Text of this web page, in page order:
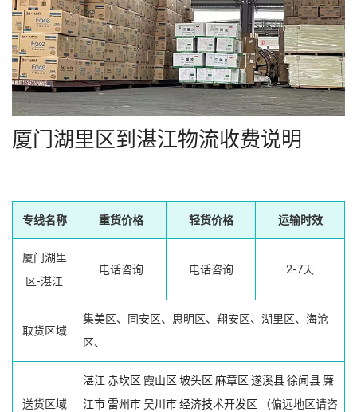
厦门湖里区到湛江物流收费说明
专线名称 重货价格 轻货价格 运输时效
厦门湖里
区-湛江
电话咨询 电话咨询 2-7天
取货区域
集美区、同安区、思明区、翔安区、湖里区、海沧
区、
送货区域
湛江 赤坎区 霞山区 坡头区 麻章区 遂溪县徐闻县 廉
江市 雷州市吴川市经济技术开发区 （偏远地区请咨